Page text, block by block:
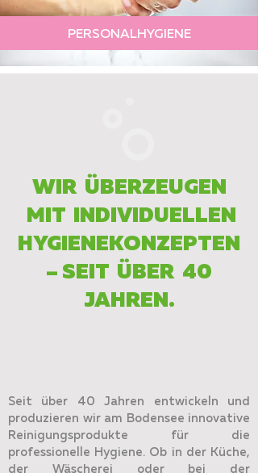
PERSONALHYGIENE
WIR ÜBERZEUGEN
MIT INDIVIDUELLEN
HYGIENEKONZEPTEN
– SEIT ÜBER 40
JAHREN.
Seit über 40 Jahren entwickeln und
produzieren wir am Bodensee innovative
Reinigungsprodukte für die
professionelle Hygiene. Ob in der Küche,
der Wäscherei oder bei der